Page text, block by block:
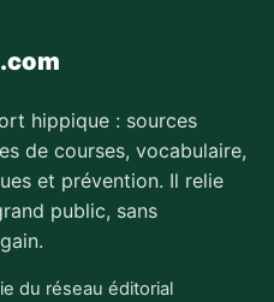
hippique : sources
de courses, vocabulaire,
et prévention. Il relie
public, sans
du réseau éditorial